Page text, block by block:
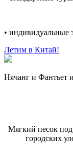
• индивидуальные
Летим в Китай!
Нячанг и Фантьет
Мягкий песок
городских